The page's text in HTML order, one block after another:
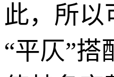
此，所以
“平仄”搭